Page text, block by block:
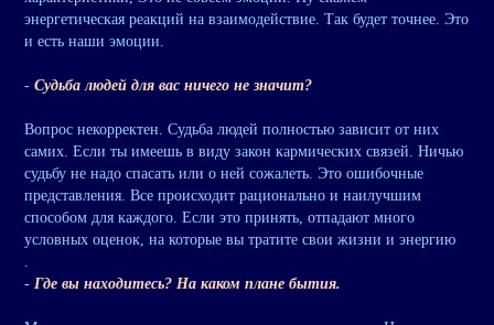
энергетическая реакций на взаимодействие. Так будет точнее. Это
и есть наши эмоции.
- Судьба людей для вас ничего не значит?
Вопрос некорректен. Судьба людей полностью зависит от них
самих. Если ты имеешь в виду закон кармических связей. Ничью
судьбу не надо спасать или о ней сожалеть. Это ошибочные
представления. Все происходит рационально и наилучшим
способом для каждого. Если это принять, отпадают много
условных оценок, на которые вы тратите свои жизни и энергию
- Где вы находитесь? На каком плане бытия.